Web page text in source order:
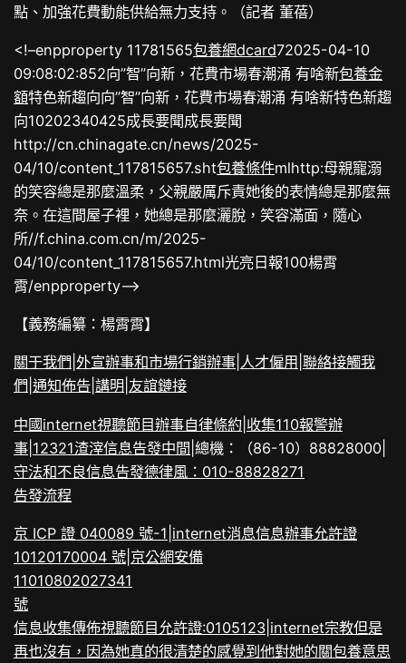
點、加強花費動能供給無力支持。（記者 董蓓）
<!–enpproperty 11781565包養網dcard72025-04-10
09:08:02:852向”智”向新，花費市場春潮涌 有啥新包養金
額特色新趨向向”智”向新，花費市場春潮涌 有啥新特色新趨
向10202340425成長要聞成長要聞
http://cn.chinagate.cn/news/2025-
04/10/content_117815657.sht包養條件mlhttp:母親寵溺
的笑容總是那麼溫柔，父親嚴厲斥責她後的表情總是那麼無
奈。在這間屋子裡，她總是那麼灑脫，笑容滿面，隨心
所//f.china.com.cn/m/2025-
04/10/content_117815657.html光亮日報100楊霄
霄/enpproperty–>
【義務編纂：楊霄霄】
關于我們 |外宣辦事和市場行銷辦事 人才僱用 |聯絡接觸我
們 |通知佈告 |講明 友誼鏈接
中國internet視聽節目辦事自律條約 收集110報警辦
事 12321渣滓信息告發中間 |總機：（86-10）88828000
守法和不良信息告發德律風：010-88828271
告發流程
京 ICP 證 040089 號-1 internet消息信息辦事允許證
10120170004 號 京公網安備
11010802027341
號
信息收集傳佈視聽節目允許證:0105123 internet宗教但是
再也沒有，因為她真的很清楚的感覺到他對她的關包養意思